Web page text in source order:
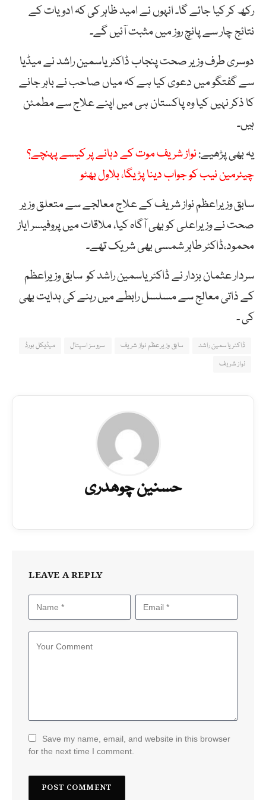
رکھ کر کیا جائے گا۔ انہوں نے امید ظاہر کی کہ ادویات کے
نتائج چار سے پانچ روز میں مثبت آئیں گے۔
دوسری طرف وزیر صحت پنجاب ڈاکٹر یاسمین راشد نے میڈیا
سے گفتگو میں دعوی کیا ہے کہ میاں صاحب نے باہر جانے
کا ذکر نہیں کیا وہ پاکستان ہی میں اپنے علاج سے مطمئن
ہیں۔
یہ بھی پڑھیے:نواز شریف موت کے دہانے پر کیسے پہنچے؟
چیئرمین نیب کو جواب دینا پڑیگا، بلاول بھٹو
سابق وزیراعظم نواز شریف کے علاج معالجے سے متعلق وزیر
صحت نے وزیراعلی کو بھی آگاہ کیا، ملاقات میں پروفیسر ایاز
محمود،ڈاکٹر طاہر شمسی بھی شریک تھے۔
سردار عثمان بزدار نے ڈاکٹر یاسمین راشد کو سابق وزیراعظم
کے ذاتی معالج سے مسلسل رابطے میں رہنے کی ہدایت بھی
کی ۔
ڈاکٹر یاسمین راشد سابق وزیرعظم نواز شریف سروسز اسپتال
میڈیکل بورڈ
نواز شریف
حسنین چوھدری
LEAVE A REPLY
Save my name, email, and website in this browser
for the next time I comment.